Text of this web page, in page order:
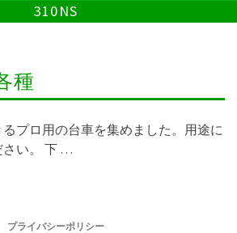
310NS
種
プロ用の台車を集めました。用途に
さい。 下 …
プライバシーポリシー